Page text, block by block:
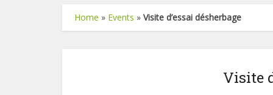
Home » Events » Visite d’essai désherbage
Visite